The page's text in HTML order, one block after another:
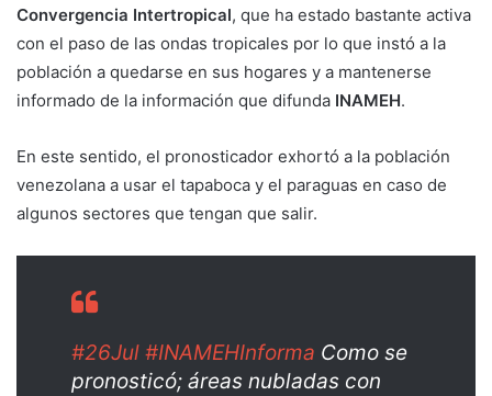
Convergencia Intertropical, que ha estado bastante activa
con el paso de las ondas tropicales por lo que instó a la
población a quedarse en sus hogares y a mantenerse
informado de la información que difunda INAMEH.
En este sentido, el pronosticador exhortó a la población
venezolana a usar el tapaboca y el paraguas en caso de
algunos sectores que tengan que salir.
#26Jul #INAMEHInforma Como se
pronosticó; áreas nubladas con